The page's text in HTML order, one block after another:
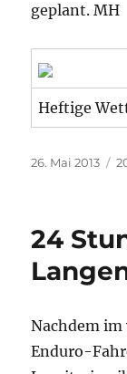
geplant. MH
Heftige
Veröffentlicht
26. Mai 2013
24
Nachdem im
Enduro-